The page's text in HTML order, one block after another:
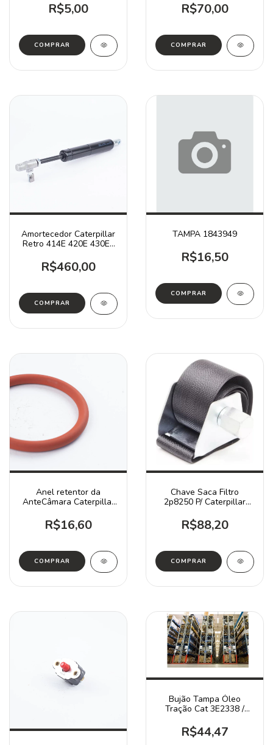
R$5,00 R$70,00
Amortecedor Caterpillar
Retro 414E 420E 430E /
R$460,00
TAMPA 1843949
R$16,50
Anel retentor da
AnteCâmara Caterpillar
R$16,60
Chave Saca Filtro
2p8250 P/ Caterpillar
R$88,20
Bujão Tampa Óleo
Tração Cat 3E2338 /
R$44,47